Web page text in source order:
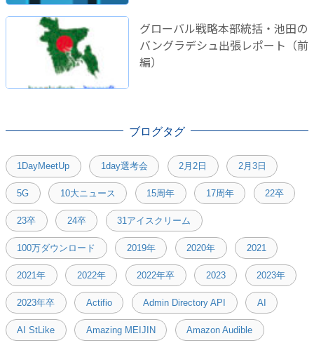
グローバル戦略本部統括・池田の
バングラデシュ出張レポート（前
編）
ブログタグ
1DayMeetUp 1day選考会 2月2日 2月3日
5G 10大ニュース 15周年 17周年 22卒
23卒 24卒 31アイスクリーム
100万ダウンロード 2019年 2020年 2021
2021年 2022年 2022年卒 2023 2023年
2023年卒 Actifio Admin Directory API AI
AI StLike Amazing MEIJIN Amazon Audible